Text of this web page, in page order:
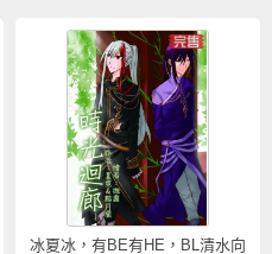
冰夏冰，有BE有HE，BL清水向